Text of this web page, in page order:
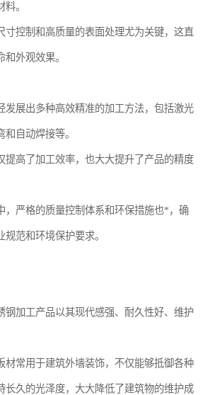
。
寸控制和高质量的表面处理尤为关键，这直
外观效果。
发展出多种高效精准的加工方法，包括激光
自动焊接等。
提高了加工效率，也大大提升了产品的精度
，严格的质量控制体系和环保措施也*，确
范和环境保护要求。
钢加工产品以其现代感强、耐久性好、维护
材常用于建筑外墙装饰，不仅能够抵御各种
长久的光泽度，大大降低了建筑物的维护成